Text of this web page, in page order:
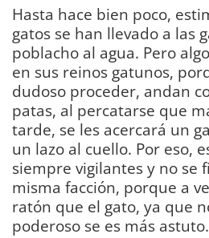
Hasta hace bien poco,
gatos se han llevado a las
poblacho al agua. Pero
en sus reinos gatunos,
dudoso proceder, andan
patas, al percatarse que
tarde, se les acercará un
un lazo al cuello. Por eso,
siempre vigilantes y no se
misma facción, porque a
ratón que el gato, ya que
poderoso se es más astuto.